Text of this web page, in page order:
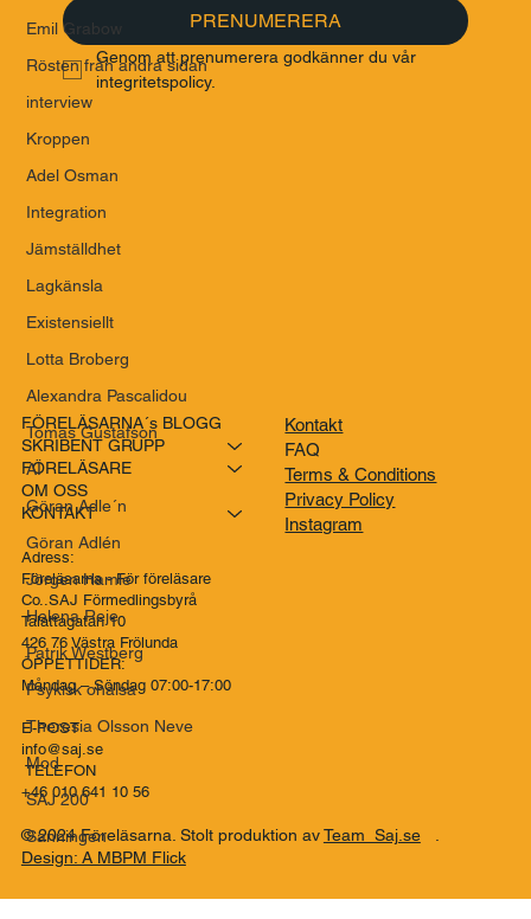
Emil Grabow
Rösten från andra sidan
interview
Kroppen
Adel Osman
Integration
Jämställdhet
Lagkänsla
Existensiellt
Lotta Broberg
Alexandra Pascalidou
Tomas Gustafson
AI
Göran Adle´n
Göran Adlén
Jörgen Hamle
Helena Reje
Patrik Westberg
Psykisk ohälsa
Theresia Olsson Neve
Mod
SAJ 200
Sanningen
PRENUMERERA
Genom att prenumerera godkänner du vår
integritetspolicy.
FÖRELÄSARNA´s BLOGG
SKRIBENT GRUPP
FÖRELÄSARE
OM OSS
KONTAKT
Adress:
Föreläsarna - För föreläsare
Co..SAJ Förmedlingsbyrå
Talattagatan 10
426 76 Västra Frölunda
ÖPPETTIDER:
Måndag – Söndag 07:00-17:00
E-POST
info@saj.se
TELEFON
+46 010 641 10 56
Kontakt
FAQ
Terms & Conditions
Privacy Policy
Instagram
© 2024 Föreläsarna. Stolt produktion avTeam Saj.se.
Design: A MBPM Flick